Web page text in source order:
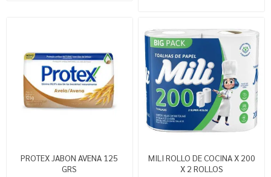
PROTEX JABON AVENA 125
GRS
MILI ROLLO DE COCINA X 200
X 2 ROLLOS